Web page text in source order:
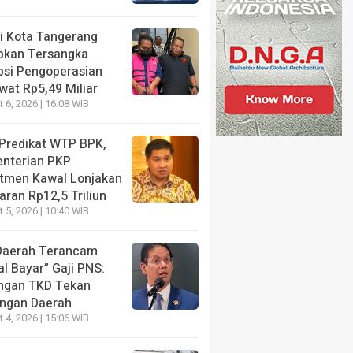
Dicari Penyidik, Wamen Imipas Silmy Karim
KPK Pasca OTT Imigrasi Jakbar
ago
Haru Nadiem Makarim di
Pleidoi Kasus
Pilih Pakai Jaket
ketimbang Rompi Tahanan
ago
Kota Tangerang
Tersangka
Pengoperasian
Rp5,49 Miliar
6, 2026 | 16:08 WIB
WTP BPK,
PKP
Kawal Lonjakan
Rp12,5 Triliun
5, 2026 | 10:40 WIB
Terancam
Bayar” Gaji PNS:
TKD Tekan
Daerah
4, 2026 | 15:06 WIB